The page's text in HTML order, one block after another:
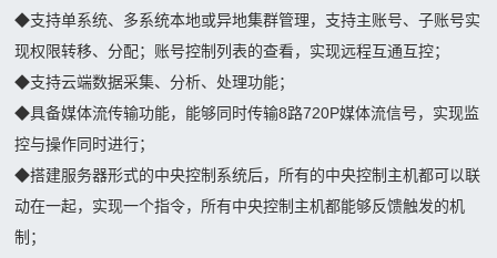
◆支持单系统、多系统本地或异地集群管理，支持主账号、子账号实
现权限转移、分配；账号控制列表的查看，实现远程互通互控；
◆支持云端数据采集、分析、处理功能；
◆具备媒体流传输功能，能够同时传输8路720P媒体流信号，实现监
控与操作同时进行；
◆搭建服务器形式的中央控制系统后，所有的中央控制主机都可以联
动在一起，实现一个指令，所有中央控制主机都能够反馈触发的机
制；